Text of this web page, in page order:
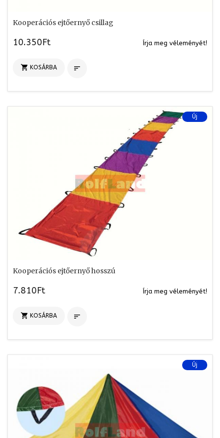
Kooperációs ejtőernyő csillag
10.350Ft Írja meg véleményét!
 KOSÁRBA 
Új
Kooperációs ejtőernyő hosszú
7.810Ft Írja meg véleményét!
 KOSÁRBA 
Új